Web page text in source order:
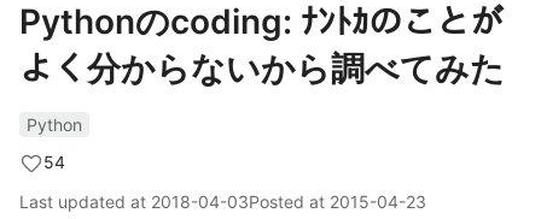
Pythonのcoding: ﾅﾝﾄｶのことが
よく分からないから調べてみた
Python
54
Last updated at 2018-04-03Posted at 2015-04-23